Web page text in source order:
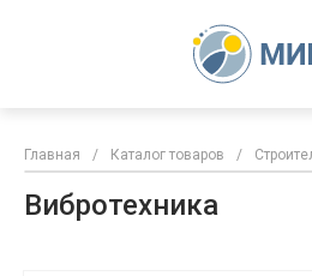
Главная / Каталог товаров /
Вибротехника